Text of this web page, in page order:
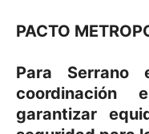
PACTO
Para Serrano
coordinación
garantizar